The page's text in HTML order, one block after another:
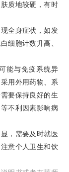
质地较硬，有时
全身症状，如发
细胞计数升高、
能与免疫系统异
用外用药物、系
要保持良好的生
不利因素影响病
，需要及时就医
意个人卫生和饮